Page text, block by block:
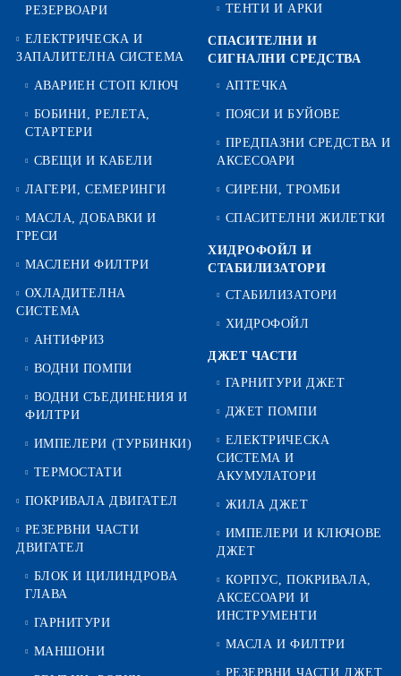
РЕЗЕРВОАРИ
ЕЛЕКТРИЧЕСКА И
ЗАПАЛИТЕЛНА СИСТЕМА
АВАРИЕН СТОП КЛЮЧ
БОБИНИ, РЕЛЕТА,
СТАРТЕРИ
СВЕЩИ И КАБЕЛИ
ЛАГЕРИ, СЕМЕРИНГИ
МАСЛА, ДОБАВКИ И
ГРЕСИ
МАСЛЕНИ ФИЛТРИ
ОХЛАДИТЕЛНА
СИСТЕМА
АНТИФРИЗ
ВОДНИ ПОМПИ
ВОДНИ СЪЕДИНЕНИЯ И
ФИЛТРИ
ИМПЕЛЕРИ (ТУРБИНКИ)
ТЕРМОСТАТИ
ПОКРИВАЛА ДВИГАТЕЛ
РЕЗЕРВНИ ЧАСТИ
ДВИГАТЕЛ
БЛОК И ЦИЛИНДРОВА
ГЛАВА
ГАРНИТУРИ
МАНШОНИ
ТЕНТИ И АРКИ
СПАСИТЕЛНИ И
СИГНАЛНИ СРЕДСТВА
АПТЕЧКА
ПОЯСИ И БУЙОВЕ
ПРЕДПАЗНИ СРЕДСТВА И
АКСЕСОАРИ
СИРЕНИ, ТРОМБИ
СПАСИТЕЛНИ ЖИЛЕТКИ
ХИДРОФОЙЛ И
СТАБИЛИЗАТОРИ
СТАБИЛИЗАТОРИ
ХИДРОФОЙЛ
ДЖЕТ ЧАСТИ
ГАРНИТУРИ ДЖЕТ
ДЖЕТ ПОМПИ
ЕЛЕКТРИЧЕСКА
СИСТЕМА И
АКУМУЛАТОРИ
ЖИЛА ДЖЕТ
ИМПЕЛЕРИ И КЛЮЧОВЕ
ДЖЕТ
КОРПУС, ПОКРИВАЛА,
АКСЕСОАРИ И
ИНСТРУМЕНТИ
МАСЛА И ФИЛТРИ
РЕЗЕРВНИ ЧАСТИ ДЖЕТ